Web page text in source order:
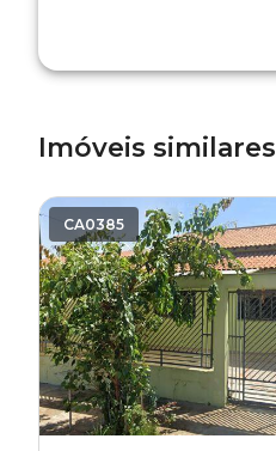
Imóveis similares
CA0385